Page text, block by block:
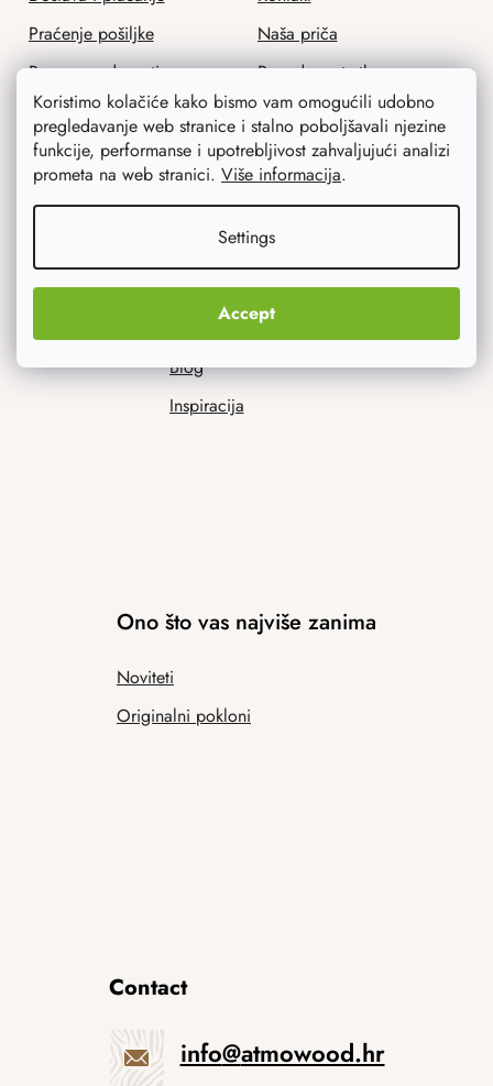
Koristimo kolačiće kako bismo vam omogućili udobno
pregledavanje web stranice i stalno poboljšavali njezine
funkcije, performanse i upotrebljivost zahvaljujući analizi
prometa na web stranici. Više informacija.
Settings
Accept
Praćenje pošiljke
Program odanosti
Povrat robe
Opći uvjeti poslovanja
Zaštita osobnih podataka
Naša priča
Ponuda za tvrtke
Zaštitna radionica
Savjetujemo vas
Blog
Inspiracija
Ono što vas najviše zanima
Noviteti
Originalni pokloni
Contact
info@atmowood.hr